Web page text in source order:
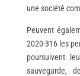
une société
Peuvent
2020-316 les
poursuivent
sauvegarde,